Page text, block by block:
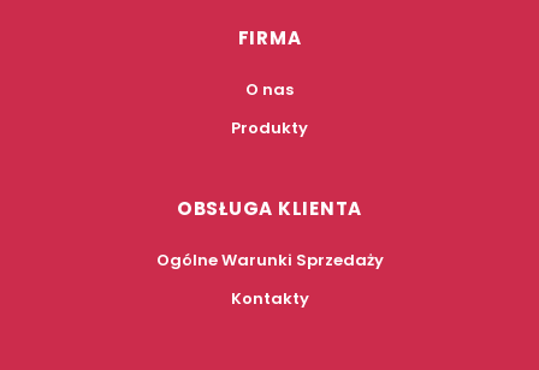
FIRMA
O nas
Produkty
OBSŁUGA KLIENTA
Ogólne Warunki Sprzedaży
Kontakty